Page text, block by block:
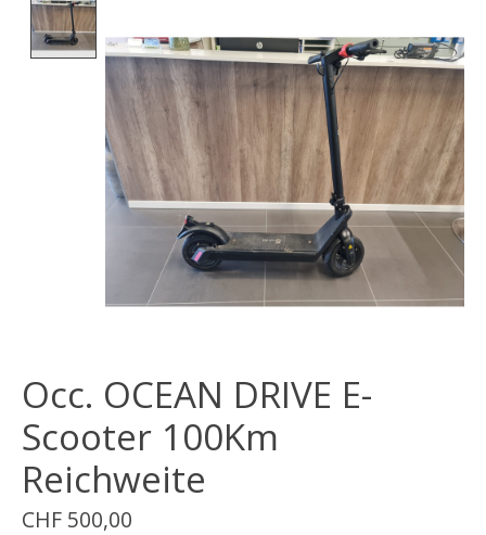
Occ. OCEAN DRIVE E-
Scooter 100Km
Reichweite
CHF 500,00